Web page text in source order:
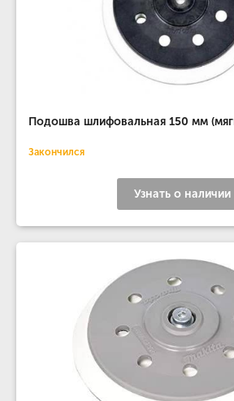
Подошва шлифовальная 150 мм
Закончился
Узнать о наличии